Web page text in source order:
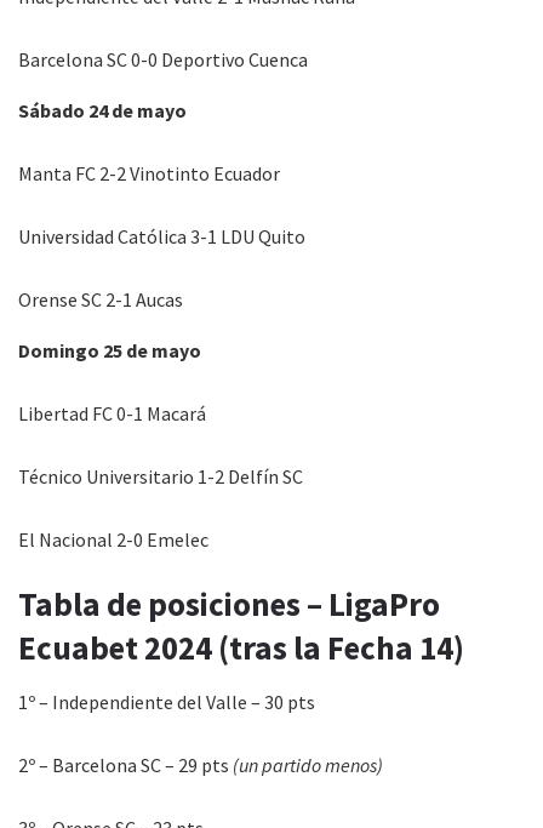
Barcelona SC 0-0 Deportivo Cuenca
Sábado 24 de mayo
Manta FC 2-2 Vinotinto Ecuador
Universidad Católica 3-1 LDU Quito
Orense SC 2-1 Aucas
Domingo 25 de mayo
Libertad FC 0-1 Macará
Técnico Universitario 1-2 Delfín SC
El Nacional 2-0 Emelec
Tabla de posiciones – LigaPro
Ecuabet 2024 (tras la Fecha 14)
1º – Independiente del Valle – 30 pts
2º – Barcelona SC – 29 pts (un partido menos)